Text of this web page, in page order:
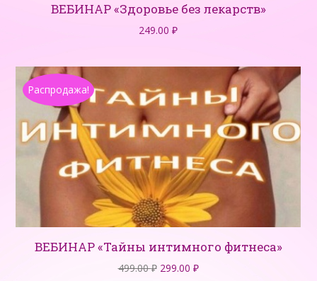
ВЕБИНАР «Здоровье без лекарств»
249.00 ₽
Распродажа!
ВЕБИНАР «Тайны интимного фитнеса»
499.00₽ Первоначальная
299.00 ₽Текущая